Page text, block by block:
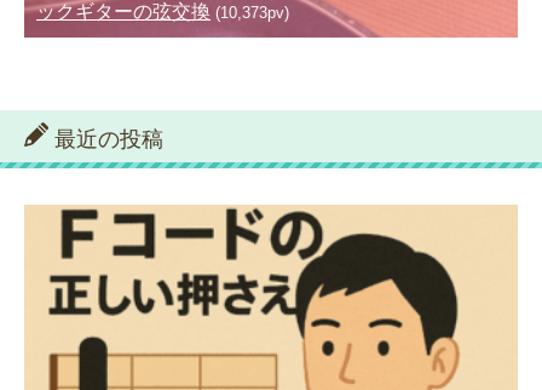
ックギターの弦交換 (10,373pv)
最近の投稿